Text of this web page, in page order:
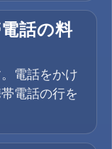
話の料
電話をかけ
電話の行を